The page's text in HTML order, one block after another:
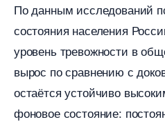
По данным исследований
состояния населения
уровень тревожности в
ырос по сравнению с
остаётся устойчиво
фоновое состояние: